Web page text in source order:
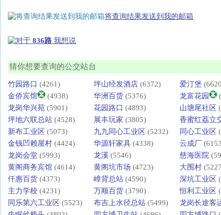
将查询结果发送到我的邮箱
对于 836路 我想说
猜你想要查询的公交站台
竹园路口 (4261) 坪山经发酒店 (6372) 爱汀堡
金侨宾馆
(4938) 华洲百货 (5376) 龙富花园
龙岗华兴苑 (5901) 花园路口 (4893) 山塘尾社区
坪地六联总站 (4528) 展丰玩家 (3805)
香蜜红荔立
新布工业区 (5073) 九九同心工业区 (5232) 同心工业区
金钱凹赖屋村 (4424) 华源轩家具 (4338) 云成厂
龙岗会堂 (5993) 龙溪 (5546) 慈海医院
黄阁商务宾馆 (4614) 黄阁坑市场 (4723) 大围村
仟惠百货 (4373) 嶂背总站 (4590) 深坑工业区
主力学校 (4231) 万顺百货 (3790) 恒利工业区
同乐第六工业区 (5523) 布吉上水径总站 (5499)
龙岗长途客